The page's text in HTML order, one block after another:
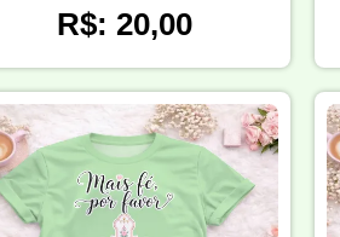
R$: 20,00